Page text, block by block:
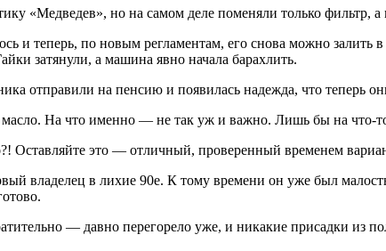
«Медведев», но на самом деле поменяли только фильтр, а
и теперь, по новым регламентам, его снова можно залить
затянули, а машина явно начала барахлить.
отправили на пенсию и появилась надежда, что теперь
На что именно — не так уж и важно. Лишь бы на что-
Оставляйте это — отличный, проверенный временем
владелец в лихие 90е. К тому времени он уже был
— давно перегорело уже, и никакие присадки